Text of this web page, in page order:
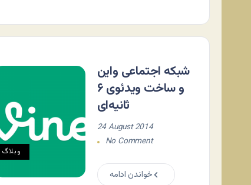
وبلاگ
شبکه اجتماعی واین
و ساخت ویدئوی ۶
ثانیه‌ای
24 August 2014
No Comment
خواندن ادامه